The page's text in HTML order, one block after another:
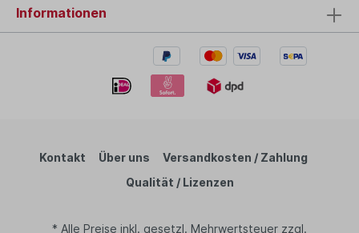
Informationen
Kontakt Über uns
Versandkosten / Zahlung
Qualität / Lizenzen
* Alle Preise inkl. gesetzl. Mehrwertsteuer zzgl.